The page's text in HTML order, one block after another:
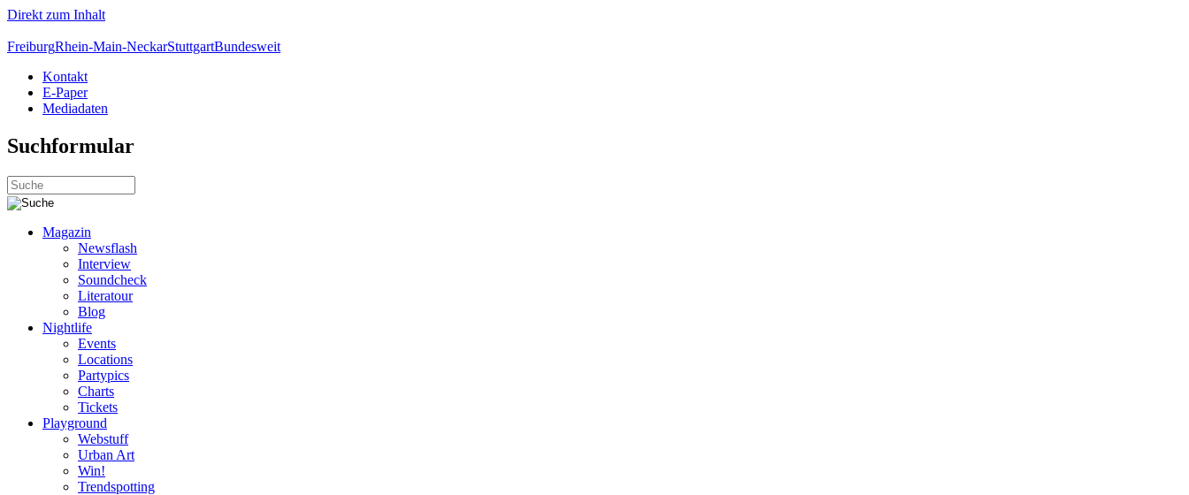
Direkt zum Inhalt
FreiburgRhein-Main-NeckarStuttgartBundesweit
Kontakt
E-Paper
Mediadaten
Suchformular
Magazin
Newsflash
Interview
Soundcheck
Literatour
Blog
Nightlife
Events
Locations
Partypics
Charts
Tickets
Playground
Webstuff
Urban Art
Win!
Trendspotting